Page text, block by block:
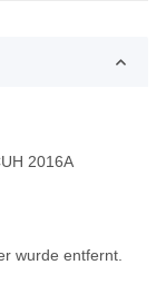
2016A
wurde entfernt.